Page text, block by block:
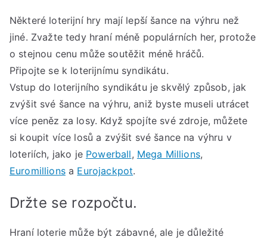
Některé loterijní hry mají lepší šance na výhru než
jiné. Zvažte tedy hraní méně populárních her, protože
o stejnou cenu může soutěžit méně hráčů.
Připojte se k loterijnímu syndikátu.
Vstup do loterijního syndikátu je skvělý způsob, jak
zvýšit své šance na výhru, aniž byste museli utrácet
více peněz za losy. Když spojíte své zdroje, můžete
si koupit více losů a zvýšit své šance na výhru v
loteriích, jako je Powerball, Mega Millions,
Euromillionsa Eurojackpot.
Držte se rozpočtu.
Hraní loterie může být zábavné, ale je důležité